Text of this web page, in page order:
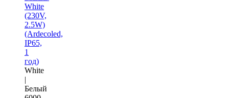
White
(230V,
2.5W)
(Ardecoled,
IP65,
1
год)
White
|
Белый